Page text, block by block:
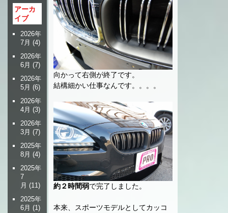
向かって右側が終了です。
結構細かい仕事なんです。。。。
約２時間弱で完了しました。
本来、スポーツモデルとしてカッコ
アーカ
イブ
2026年
7月 (4)
2026年
6月 (7)
2026年
5月 (6)
2026年
4月 (3)
2026年
3月 (7)
2025年
8月 (4)
2025年
7
月 (11)
2025年
6月 (1)